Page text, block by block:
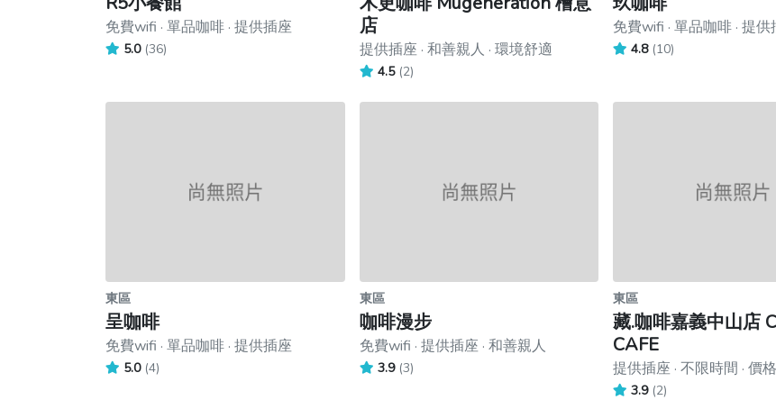
免費wifi · 單品咖啡 · 提供插座
5.0 (36)
店
提供插座 · 和善親人 · 環境舒適
4.5 (2)
免費wifi · 單品咖啡 · 提
4.8 (10)
東區
呈咖啡
免費wifi · 單品咖啡 · 提供插座
5.0 (4)
東區
咖啡漫步
免費wifi · 提供插座 · 和善親人
3.9 (3)
東區
藏.咖啡嘉義中山店
CAFE
提供插座 · 不限時間 · 價
3.9 (2)